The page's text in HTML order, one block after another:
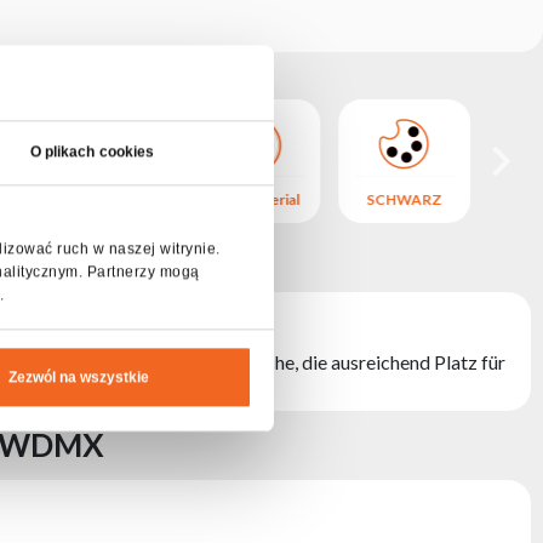
O plikach cookies
ruch w naszej witrynie.
Partnerzy mogą
Zezwól na wszystkie
PVC-Material SCHWARZ
IP WDMX
geräumigen Außentasche, die ausreichend Platz für